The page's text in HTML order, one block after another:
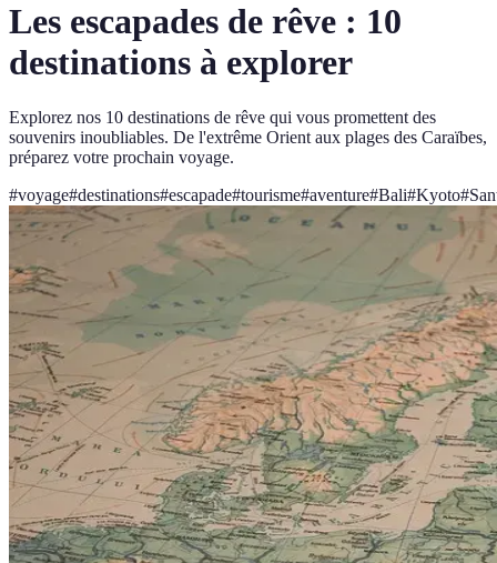
Les escapades de rêve : 10
destinations à explorer
Explorez nos 10 destinations de rêve qui vous promettent des
souvenirs inoubliables. De l'extrême Orient aux plages des Caraïbes,
préparez votre prochain voyage.
#voyage#destinations#escapade#tourisme#aventure#Bali#Kyoto#